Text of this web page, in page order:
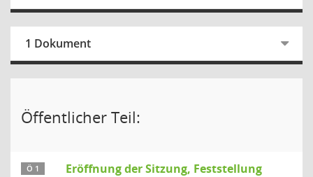
1 Dokument
Öffentlicher Teil:
Ö 1
Eröffnung der Sitzung, Feststellung